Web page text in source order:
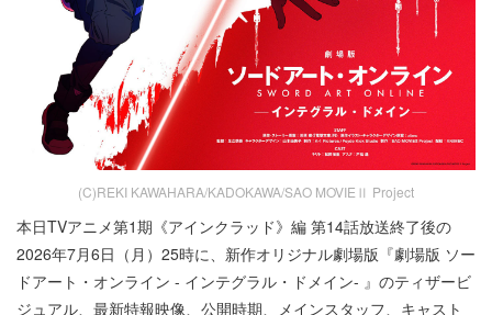
(C)REKI KAWAHARA/KADOKAWA/SAO MOVIEⅡ Project
本日TVアニメ第1期《アインクラッド》編 第14話放送終了後の
2026年7月6日（月）25時に、新作オリジナル劇場版『劇場版 ソー
ドアート・オンライン - インテグラル・ドメイン- 』のティザービ
ジュアル、最新特報映像、公開時期、メインスタッフ、キャスト